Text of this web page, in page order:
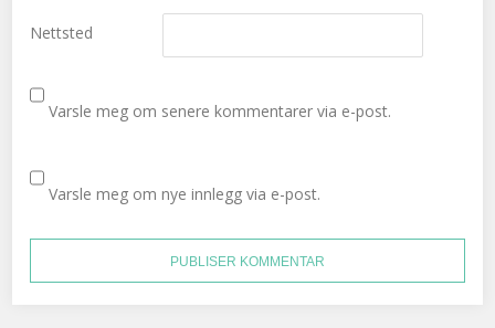
Nettsted
Varsle meg om senere kommentarer via e-post.
Varsle meg om nye innlegg via e-post.